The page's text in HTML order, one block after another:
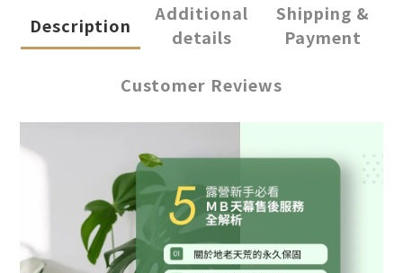
Description
Additional
details
Shipping &
Payment
Customer Reviews